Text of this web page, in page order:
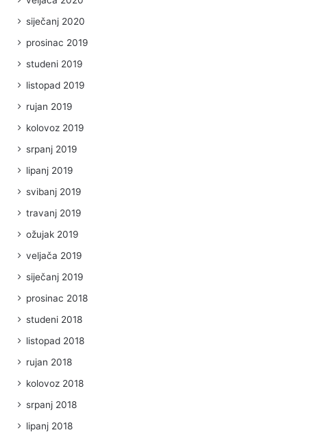
siječanj 2020
prosinac 2019
studeni 2019
listopad 2019
rujan 2019
kolovoz 2019
srpanj 2019
lipanj 2019
svibanj 2019
travanj 2019
ožujak 2019
veljača 2019
siječanj 2019
prosinac 2018
studeni 2018
listopad 2018
rujan 2018
kolovoz 2018
srpanj 2018
lipanj 2018